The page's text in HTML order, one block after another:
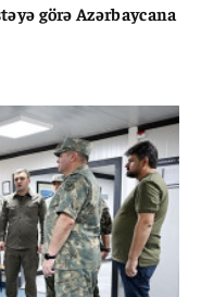
görə Azərbaycana